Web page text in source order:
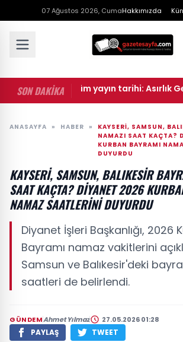
07 Ağustos 2026, CumaHakkımızda
SON DAKİKA
Gece 8. bölüm yayın tarihi: Asırlık
ANASAYFA » HABER »
KAYSERI, SAMSUN,
NAMAZI SAAT KAÇTA?
KURBAN BAYRAMI
DUYURDU
KAYSERI, SAMSUN, BALIKESIR
SAAT KAÇTA? DIYANET 2026
NAMAZ SAATLERINI DUYURDU
Diyanet İşleri Başkanlığı, 2026
Bayramı namaz vakitlerini
Samsun ve Balıkesir'deki
saatleri de belirlendi.
GÜNDEMAhmet Yılmaz 27.05.2026 01:28
PAYLAŞ TWEET